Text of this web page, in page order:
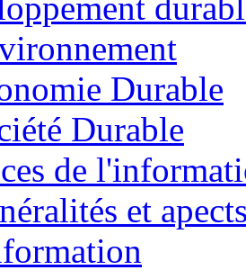
Durable
Durable
de
et